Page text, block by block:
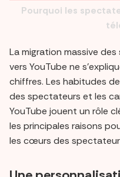
Pourquoi les
La migration massive
vers YouTube ne
chiffres. Les habitudes
des spectateurs et les
YouTube jouent un rôle
les principales raisons
les cœurs des